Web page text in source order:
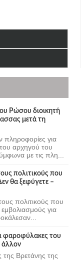
Ρώσου διοικητή
μετά τη
πληροφορίες για
αρχηγού του
με τις πλη...
πολιτικούς που
θα ξεφύγετε –
πολιτικούς που
για
φαροφύλακες του
άλλον
της Βρετάνης της